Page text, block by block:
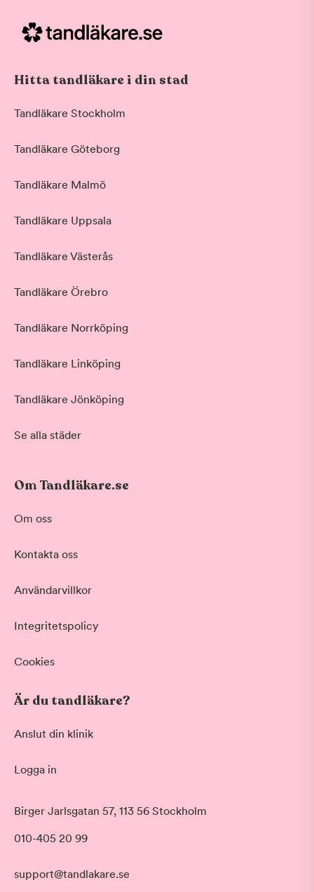
Akut tandvård
Basundersökning
Hygienistbehandling
Professionell rengöring och puts
Morgon
Klockan 09:00 - 12:00
Hitta tandläkare i din stad
Tandläkare Stockholm
Tandläkare Göteborg
Tandläkare Malmö
Tandläkare Uppsala
Tandläkare Västerås
Tandläkare Örebro
Tandläkare Norrköping
Tandläkare Linköping
Tandläkare Jönköping
Se alla städer
Om Tandläkare.se
Om oss
Kontakta oss
Användarvillkor
Integritetspolicy
Cookies
Är du tandläkare?
Anslut din klinik
Logga in
Birger Jarlsgatan 57, 113 56 Stockholm
010-405 20 99
support@tandlakare.se